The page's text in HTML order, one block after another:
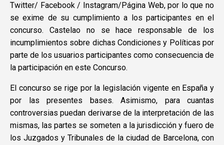
Twitter/ Facebook / Instagram/Página Web, por lo que no
se exime de su cumplimiento a los participantes en el
concurso. Castelao no se hace responsable de los
incumplimientos sobre dichas Condiciones y Políticas por
parte de los usuarios participantes como consecuencia de
la participación en este Concurso.
El concurso se rige por la legislación vigente en España y
por las presentes bases. Asimismo, para cuantas
controversias puedan derivarse de la interpretación de las
mismas, las partes se someten a la jurisdicción y fuero de
los Juzgados y Tribunales de la ciudad de Barcelona, con